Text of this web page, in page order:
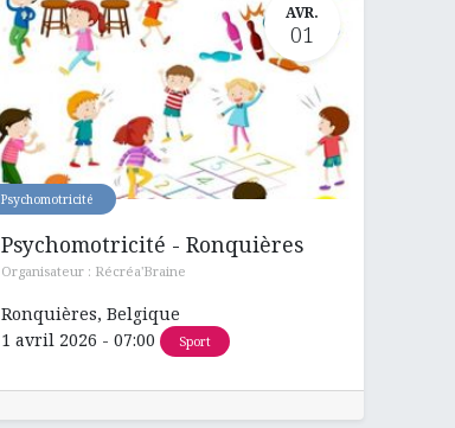
AVR.
01
Psychomotricité
Psychomotricité - Ronquières
Organisateur : Récréa'Braine
Ronquières, Belgique
1 avril 2026 - 07:00 Sport